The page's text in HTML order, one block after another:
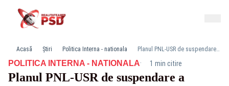
Acasă Știri Politica Interna - nationala Planul PNL-USR de suspendare a președintelui. Ce știe Crin Antonescu?
POLITICA INTERNA - NATIONALA· 1 min citire
Planul PNL-USR de suspendare a